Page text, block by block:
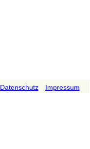
Datenschutz Impressum